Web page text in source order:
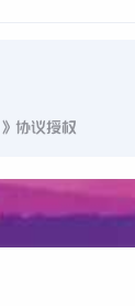
》协议授权